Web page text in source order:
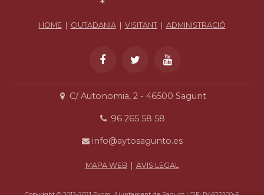
HOME | CIUTADANIA| VISITANT| ADMINISTRACIÓ
C/ Autonomia, 2 - 46500 Sagunt
96 265 58 58
info@aytosagunto.es
MAPA WEB AVIS LEGAL